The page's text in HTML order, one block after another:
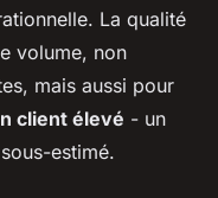
La qualité
volume, non
mais aussi pour
client élevé - un
estimé.